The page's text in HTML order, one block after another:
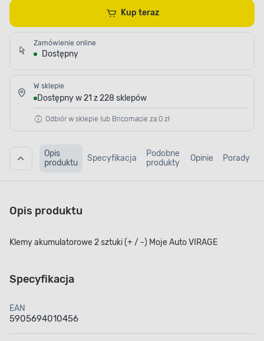
Kup teraz
Zamówienie online
Dostępny
W sklepie
Dostępny w 21 z 228 sklepów
Odbiór w sklepie lub Bricomacie za 0 zł
Opis
produktu
Specyfikacja
Podobne
produkty
Opinie Porady
Opis produktu
Klemy akumulatorowe 2 sztuki (+ / -) Moje Auto VIRAGE
Specyfikacja
EAN
5905694010456